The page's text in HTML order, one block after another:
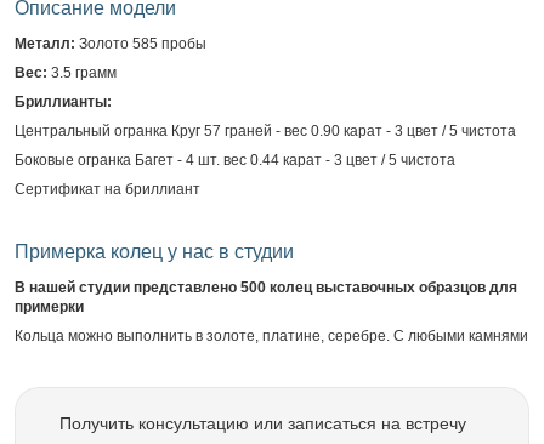
Описание модели
Металл: Золото 585 пробы
Вес: 3.5 грамм
Бриллианты:
Центральный огранка Круг 57 граней - вес 0.90 карат - 3 цвет / 5 чистота
Боковые огранка Багет - 4 шт. вес 0.44 карат - 3 цвет / 5 чистота
Сертификат на бриллиант
Примерка колец у нас в студии
В нашей студии представлено 500 колец выставочных образцов для
примерки
Кольца можно выполнить в золоте, платине, серебре. С любыми камнями
Получить консультацию или записаться на встречу